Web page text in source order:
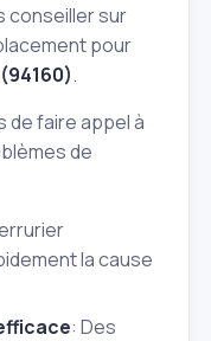
conseiller sur
pour
.
de faire appel à
de
la cause
: Des